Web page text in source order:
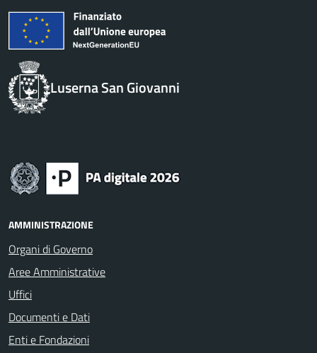
Luserna San Giovanni
AMMINISTRAZIONE
Organi di Governo
Aree Amministrative
Uffici
Documenti e Dati
Enti e Fondazioni